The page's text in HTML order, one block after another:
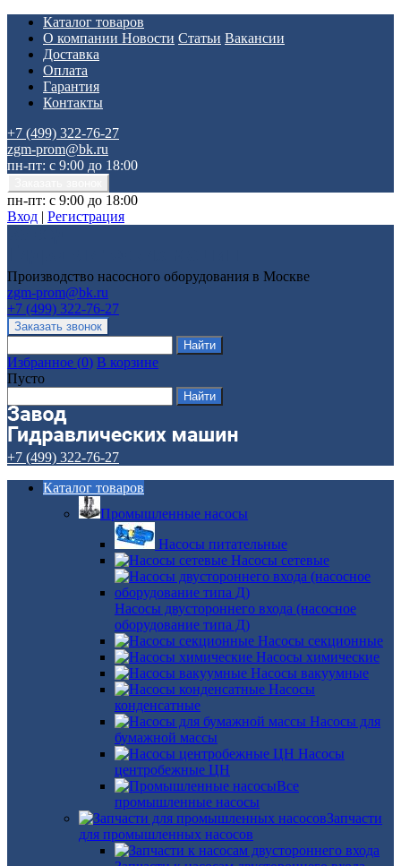
Каталог товаров
О компании Новости Статьи Вакансии
Доставка
Оплата
Гарантия
Контакты
+7 (499) 322-76-27
zgm-prom@bk.ru
пн-пт: с 9:00 до 18:00
пн-пт: с 9:00 до 18:00
Вход | Регистрация
Производство насосного оборудования в Москве
zgm-prom@bk.ru
+7 (499) 322-76-27
Избранное (0) В корзине
Пусто
+7 (499) 322-76-27
Каталог товаров
Промышленные насосы
Насосы питательные
Насосы сетевые
Насосы двустороннего входа (насосное
оборудование типа Д)
Насосы секционные
Насосы химические
Насосы вакуумные
Насосы
конденсатные
Насосы для
бумажной массы
Насосы
центробежные ЦН
Все
промышленные насосы
Запчасти
для промышленных насосов